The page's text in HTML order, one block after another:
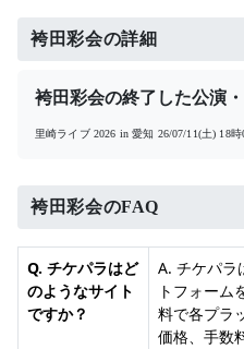
袴田彩会の詳細
袴田彩会の終了した公演
里崎ライブ 2026 in 愛知 26/07/11(土) 18時
袴田彩会のFAQ
Q. チケパラはど
のようなサイト
ですか？
A. チケパラ
トフォーム
料で各プラ
価格、手数